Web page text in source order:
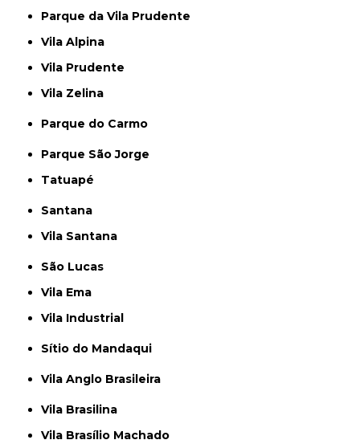
Parque da Vila Prudente
Vila Alpina
Vila Prudente
Vila Zelina
Parque do Carmo
Parque São Jorge
Tatuapé
Santana
Vila Santana
São Lucas
Vila Ema
Vila Industrial
Sítio do Mandaqui
Vila Anglo Brasileira
Vila Brasilina
Vila Brasílio Machado